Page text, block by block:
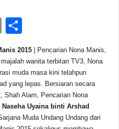
C
p
y
Li
n
k
ar
e
2015 | Pencarian Nona Manis,
wanita terbitan TV3, Nona
muda masa kini telahpun
yang lepas. Bersiaran secara
Shah Alam, Pencarian Nona
Naseha Uyaina binti Arshad
Muda Undang Undang dari